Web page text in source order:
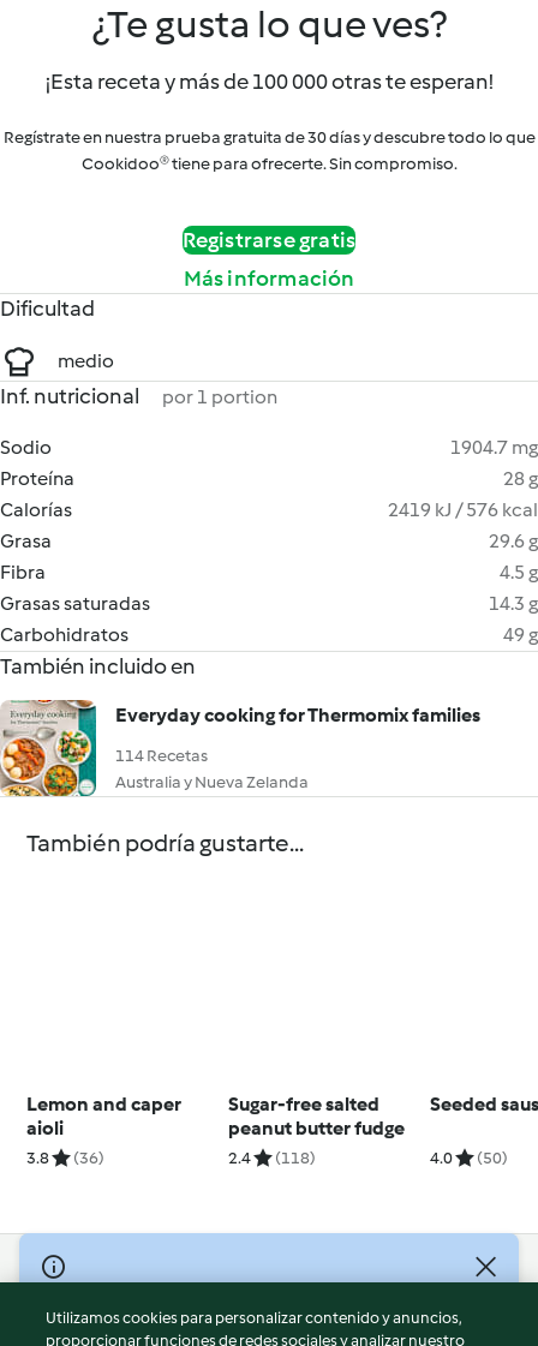
¿Te gusta lo que ves?
¡Esta receta y más de 100 000 otras te esperan!
Regístrate en nuestra prueba gratuita de 30 días y descubre todo lo que
Cookidoo® tiene para ofrecerte. Sin compromiso.
Registrarse gratis
Más información
Dificultad
medio
Inf. nutricional por 1 portion
Sodio
1904.7 mg
Proteína
28 g
Calorías
2419 kJ / 576 kcal
Grasa
29.6 g
Fibra
4.5 g
Grasas saturadas
14.3 g
Carbohidratos
49 g
También incluido en
Everyday cooking for Thermomix families
114 Recetas
Australia y Nueva Zelanda
También podría gustarte...
Lemon and caper
aioli
3.8 (36)
Sugar-free salted
peanut butter fudge
2.4 (118)
Seeded
4.0 (50)
© Copyright 2026
Términos de uso
Utilizamos cookies para personalizar contenido y anuncios,
proporcionar funciones de redes sociales y analizar nuestro